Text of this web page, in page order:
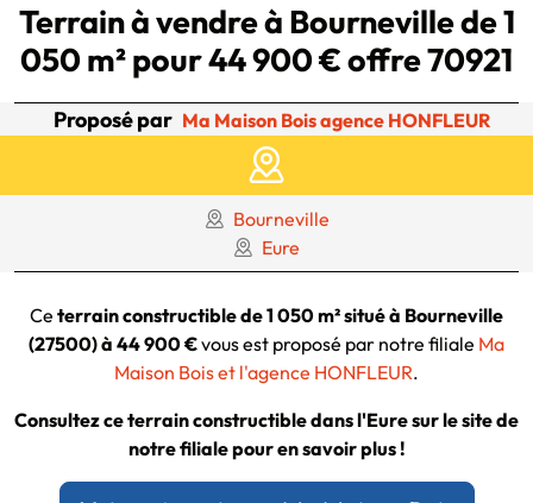
Terrain à vendre à Bourneville de 1
050 m² pour 44 900 € offre 70921
Proposé par Ma Maison Bois agence HONFLEUR
Bourneville
Eure
Ce terrain constructible de 1 050 m² situé à Bourneville
(27500) à 44 900 €vous est proposé par notre filiale Ma
Maison Bois et l'agence HONFLEUR.
Consultez ce terrain constructible dans l'Eure sur le site de
notre filiale pour en savoir plus !